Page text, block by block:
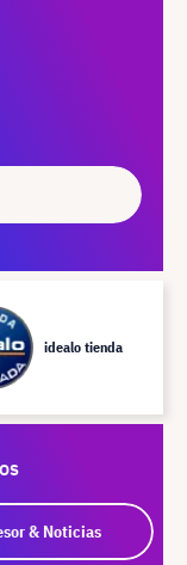
idealo tienda
& Noticias